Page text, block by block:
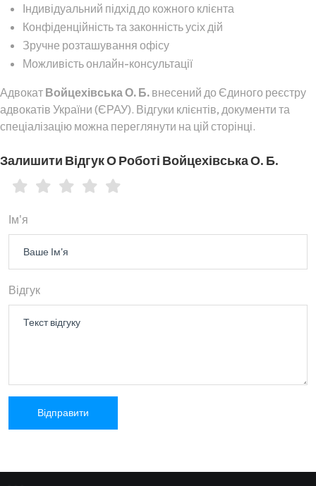
Індивідуальний підхід до кожного клієнта
Конфіденційність та законність усіх дій
Зручне розташування офісу
Можливість онлайн-консультації
Адвокат Войцехівська О. Б. внесений до Єдиного реєстру
адвокатів України (ЄРАУ). Відгуки клієнтів, документи та
спеціалізацію можна переглянути на цій сторінці.
Залишити Відгук О Роботі Войцехівська О. Б.
Ім'я
Відгук